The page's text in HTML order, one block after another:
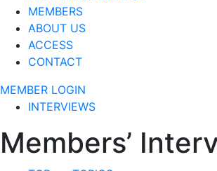
MEMBERS
ABOUT US
ACCESS
CONTACT
MEMBER LOGIN
INTERVIEWS
Members’